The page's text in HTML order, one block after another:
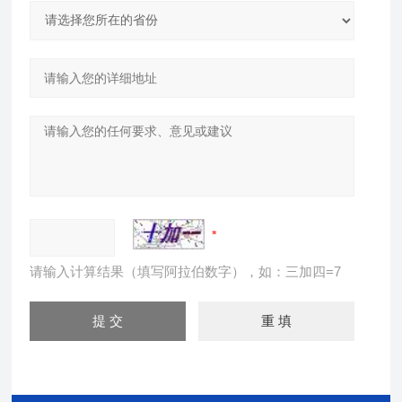
请输入计算结果（填写阿拉伯数字），如：三加四=7